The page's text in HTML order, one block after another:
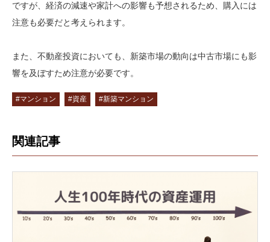
ですが、経済の減速や家計への影響も予想されるため、購入には
注意も必要だと考えられます。
また、不動産投資においても、新築市場の動向は中古市場にも影
響を及ぼすため注意が必要です。
#マンション #資産 #新築マンション
関連記事